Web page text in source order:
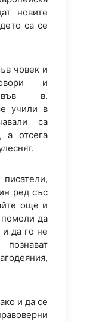
новите
са се
човек и
и
във в.
учили в
са
а отсега
ред със
още и
да
и да го не
и да се